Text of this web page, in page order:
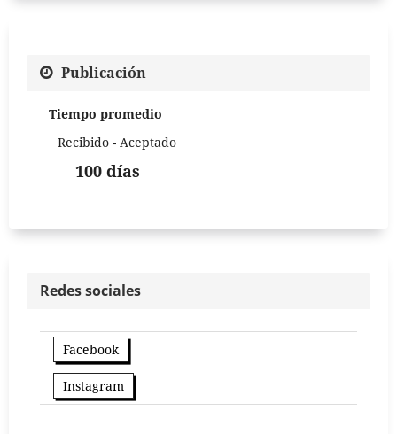
Publicación
Tiempo promedio
Recibido - Aceptado
100 días
Redes sociales
Facebook
Instagram